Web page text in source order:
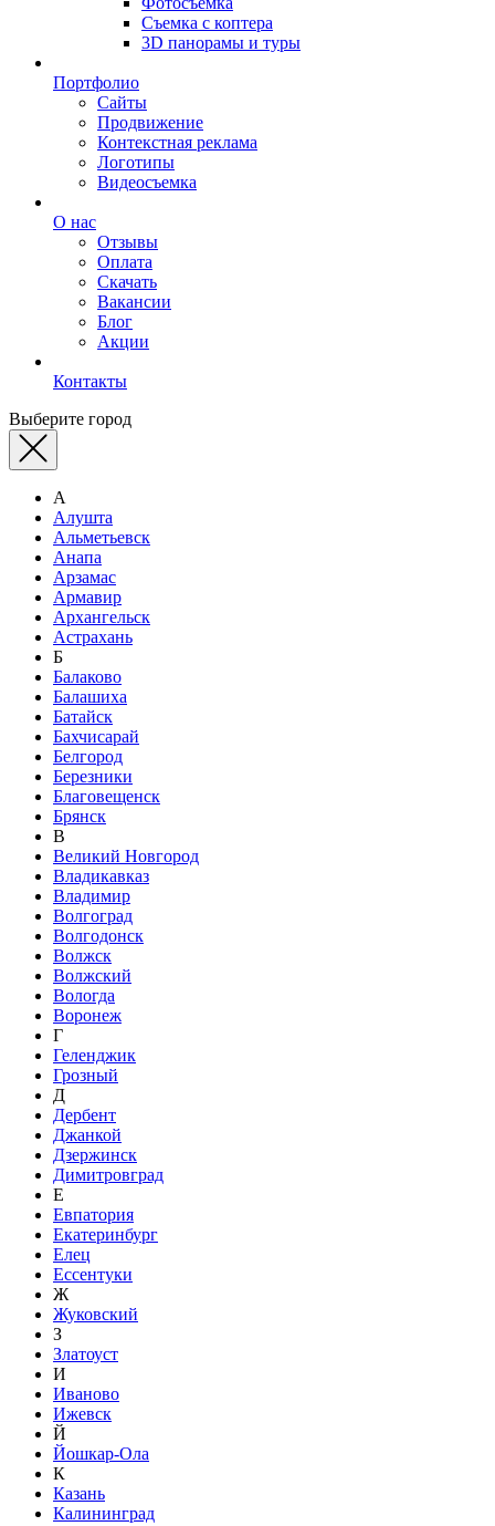
Съемка с коптера
3D панорамы и туры
Портфолио
Сайты
Продвижение
Контекстная реклама
Логотипы
Видеосъемка
О нас
Отзывы
Оплата
Скачать
Вакансии
Блог
Акции
Контакты
Выберите город
А
Алушта
Альметьевск
Анапа
Арзамас
Армавир
Архангельск
Астрахань
Б
Балаково
Балашиха
Батайск
Бахчисарай
Белгород
Березники
Благовещенск
Брянск
В
Великий Новгород
Владикавказ
Владимир
Волгоград
Волгодонск
Волжск
Волжский
Вологда
Воронеж
Г
Геленджик
Грозный
Д
Дербент
Джанкой
Дзержинск
Димитровград
Е
Евпатория
Екатеринбург
Елец
Ессентуки
Ж
Жуковский
З
Златоуст
И
Иваново
Ижевск
Й
Йошкар-Ола
К
Казань
Калининград